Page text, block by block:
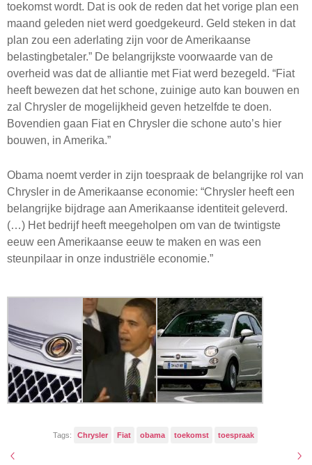
toekomst wordt. Dat is ook de reden dat het vorige plan een
maand geleden niet werd goedgekeurd. Geld steken in dat
plan zou een aderlating zijn voor de Amerikaanse
belastingbetaler.” De belangrijkste voorwaarde van de
overheid was dat de alliantie met Fiat werd bezegeld. “Fiat
heeft bewezen dat het schone, zuinige auto kan bouwen en
zal Chrysler de mogelijkheid geven hetzelfde te doen.
Bovendien gaan Fiat en Chrysler die schone auto’s hier
bouwen, in Amerika.”
Obama noemt verder in zijn toespraak de belangrijke rol van
Chrysler in de Amerikaanse economie: “Chrysler heeft een
belangrijke bijdrage aan Amerikaanse identiteit geleverd.
(…) Het bedrijf heeft meegeholpen om van de twintigste
eeuw een Amerikaanse eeuw te maken en was een
steunpilaar in onze industriële economie.”
Tags: Chrysler Fiat obama toekomst toespraak